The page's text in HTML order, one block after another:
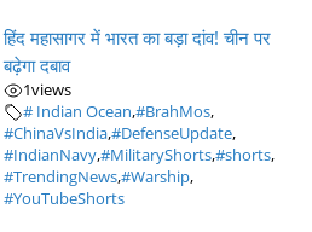
हिंद महासागर में भारत का बड़ा दांव! चीन पर
बढ़ेगा दबाव
1views
# Indian Ocean,#BrahMos,
#ChinaVsIndia,#DefenseUpdate,
#IndianNavy,#MilitaryShorts,#shorts,
#TrendingNews,#Warship,
#YouTubeShorts